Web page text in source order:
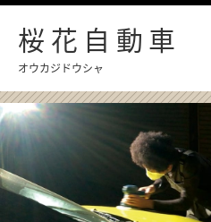
桜花自動車
オウカジドウシャ